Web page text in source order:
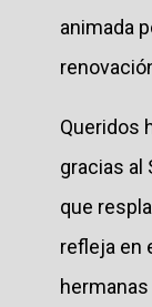
animada
Queridos
gracias al
que
refleja en